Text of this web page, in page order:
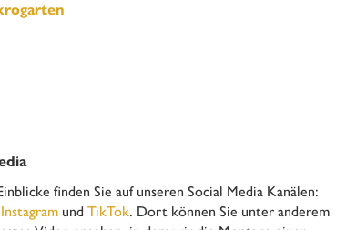
finden Sie auf unseren Social Media Kanälen:
Instagram und TikTok. Dort können Sie unter anderem